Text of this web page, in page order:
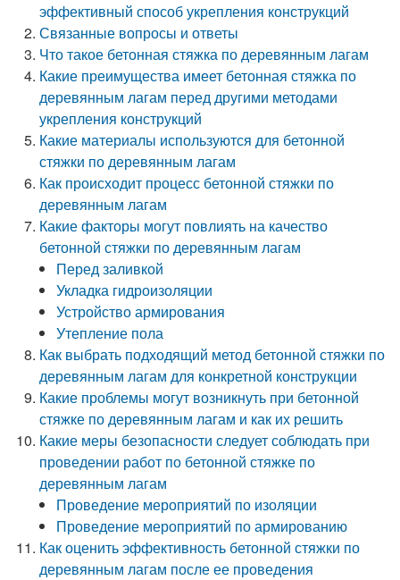
эффективный способ укрепления конструкций
Связанные вопросы и ответы
Что такое бетонная стяжка по деревянным лагам
Какие преимущества имеет бетонная стяжка по
деревянным лагам перед другими методами
укрепления конструкций
Какие материалы используются для бетонной
стяжки по деревянным лагам
Как происходит процесс бетонной стяжки по
деревянным лагам
Какие факторы могут повлиять на качество
бетонной стяжки по деревянным лагам
Перед заливкой
Укладка гидроизоляции
Устройство армирования
Утепление пола
Как выбрать подходящий метод бетонной стяжки по
деревянным лагам для конкретной конструкции
Какие проблемы могут возникнуть при бетонной
стяжке по деревянным лагам и как их решить
Какие меры безопасности следует соблюдать при
проведении работ по бетонной стяжке по
деревянным лагам
Проведение мероприятий по изоляции
Проведение мероприятий по армированию
Как оценить эффективность бетонной стяжки по
деревянным лагам после ее проведения